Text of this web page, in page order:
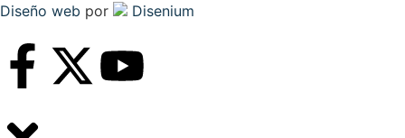
Diseño web por Disenium